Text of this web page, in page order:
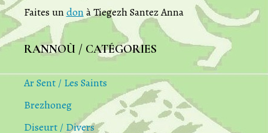
Faites undonà Tiegezh Santez Anna
RANNOÙ / CATÉGORIES
Ar Sent / Les Saints
Brezhoneg
Diseurt / Divers